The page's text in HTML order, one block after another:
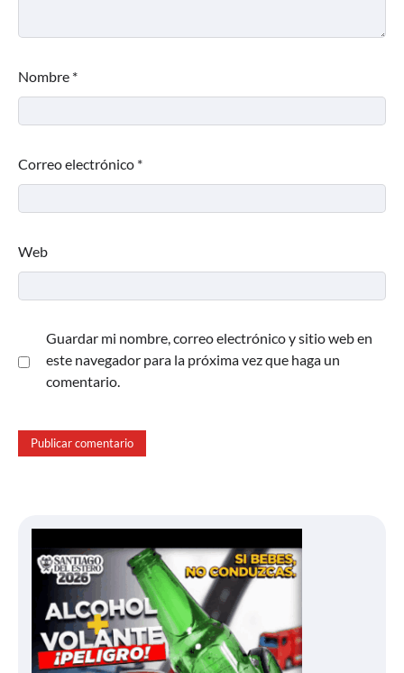
Nombre *
Correo electrónico *
Web
Guardar mi nombre, correo electrónico y sitio web en
este navegador para la próxima vez que haga un
comentario.